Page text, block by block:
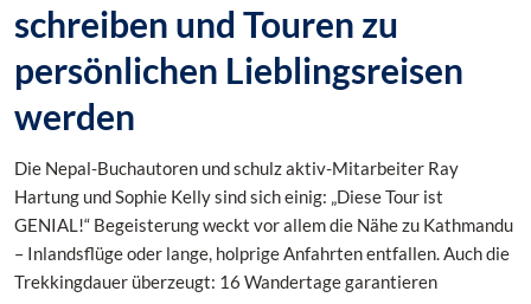
schreiben und Touren zu
persönlichen Lieblingsreisen
werden
Die Nepal-Buchautoren und schulz aktiv-Mitarbeiter Ray
Hartung und Sophie Kelly sind sich einig: „Diese Tour ist
GENIAL!“ Begeisterung weckt vor allem die Nähe zu Kathmandu
– Inlandsflüge oder lange, holprige Anfahrten entfallen. Auch die
Trekkingdauer überzeugt: 16 Wandertage garantieren